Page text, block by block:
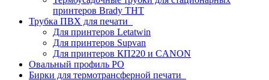
принтеров Brady THT
Трубка ПВХ для печати
Для принтеров Letatwin
Для принтеров Supvan
Для принтеров КП220 и CANON
Овальный профиль PO
Бирки для термотрансферной печати